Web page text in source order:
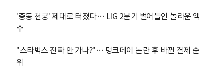
'중동 천궁' 제대로 터졌다… LIG 2분기 벌어들인 놀라운 액
수
"스타벅스 진짜 안 가나?"… 탱크데이 논란 후 바뀐 결제 순
위